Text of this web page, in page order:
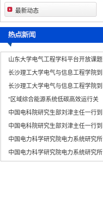
最新动态
山东大学电气工程学科平台开放课题
长沙理工大学电气与信息工程学院到
长沙理工大学电气与信息工程学院到
“区域综合能源系统低碳高效运行关
中国电科院研究生部刘津主任一行到
中国电科院研究生部刘津主任一行到
中国电力科学研究院电力系统研究所
中国电力科学研究院电力系统研究所